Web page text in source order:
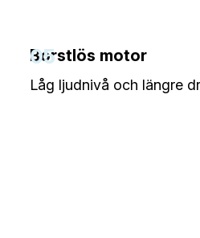
05
Borstlös motor
Låg ljudnivå och längre